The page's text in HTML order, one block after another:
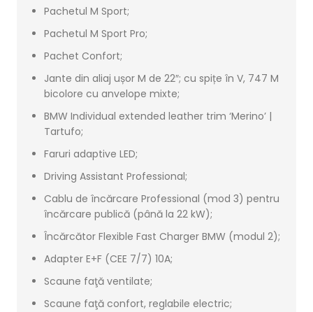
Pachetul M Sport;
Pachetul M Sport Pro;
Pachet Confort;
Jante din aliaj ușor M de 22″; cu spițe în V, 747 M
bicolore cu anvelope mixte;
BMW Individual extended leather trim ‘Merino’ |
Tartufo;
Faruri adaptive LED;
Driving Assistant Professional;
Cablu de încărcare Professional (mod 3) pentru
încărcare publică (până la 22 kW);
Încărcător Flexible Fast Charger BMW (modul 2);
Adapter E+F (CEE 7/7) 10A;
Scaune faţă ventilate;
Scaune faţă confort, reglabile electric;